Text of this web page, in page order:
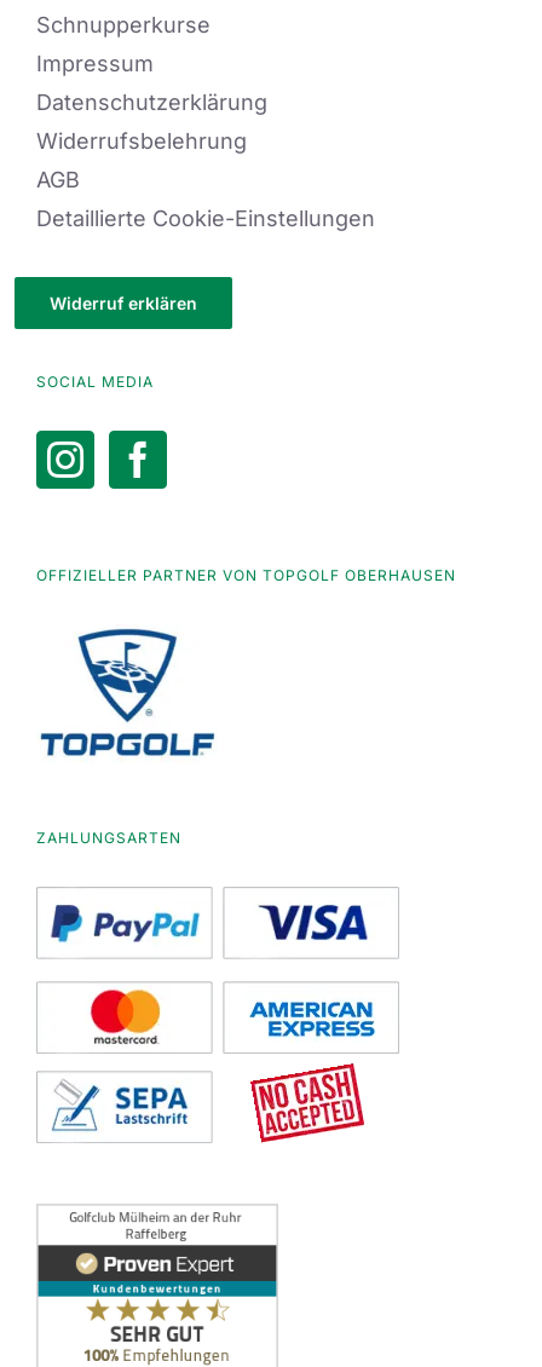
Schnupperkurse
Impressum
Datenschutzerklärung
Widerrufsbelehrung
AGB
Detaillierte Cookie-Einstellungen
Widerruf erklären
SOCIAL MEDIA
OFFIZIELLER PARTNER VON TOPGOLF OBERHAUSEN
ZAHLUNGSARTEN